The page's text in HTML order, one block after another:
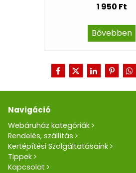
1 950 Ft
Bővebben
Navigáció
Webáruház kategóriák
Rendelés, szállítás
Kertépítési Szolgáltatásaink
Tippek
Kapcsolat